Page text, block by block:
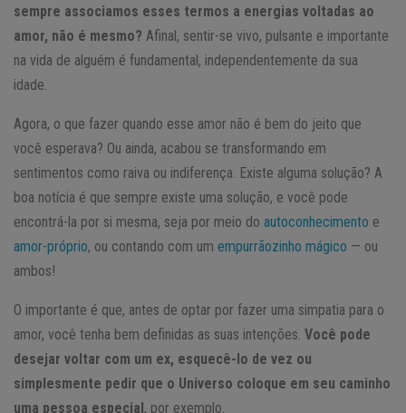
sempre associamos esses termos a energias voltadas ao
amor, não é mesmo? Afinal, sentir-se vivo, pulsante e importante
na vida de alguém é fundamental, independentemente da sua
idade.
Agora, o que fazer quando esse amor não é bem do jeito que
você esperava? Ou ainda, acabou se transformando em
sentimentos como raiva ou indiferença. Existe alguma solução? A
boa notícia é que sempre existe uma solução, e você pode
encontrá-la por si mesma, seja por meio do autoconhecimento e
amor-próprio, ou contando com um empurrãozinho mágico — ou
ambos!
O importante é que, antes de optar por fazer uma simpatia para o
amor, você tenha bem definidas as suas intenções. Você pode
desejar voltar com um ex, esquecê-lo de vez ou
simplesmente pedir que o Universo coloque em seu caminho
uma pessoa especial, por exemplo.